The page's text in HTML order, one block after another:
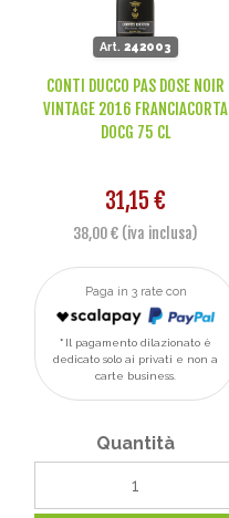
Art.242003
CONTI DUCCO PAS DOSE NOIR
VINTAGE 2016 FRANCIACORTA
DOCG 75 CL
31,15 €
38,00 € (iva inclusa)
Paga in 3 rate con
Il pagamento dilazionato è
dedicato solo ai privati e non a
carte business.
Quantità